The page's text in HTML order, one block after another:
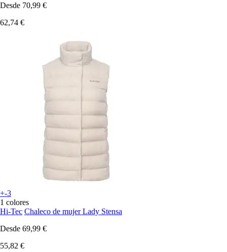
Desde 70,99 €
62,74 €
+-3
1 colores
Hi-Tec Chaleco de mujer Lady Stensa
Desde 69,99 €
55,82 €